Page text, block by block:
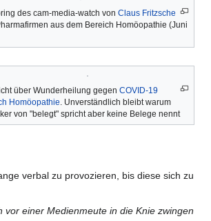
des cam-media-watch von Claus Fritzsche
aus dem Bereich Homöopathie (Juni
über Wunderheilung gegen COVID-19
Homöopathie . Unverständlich bleibt warum
von "belegt" spricht aber keine Belege nennt
verbal zu provozieren, bis diese sich zu
einer Medienmeute in die Knie zwingen